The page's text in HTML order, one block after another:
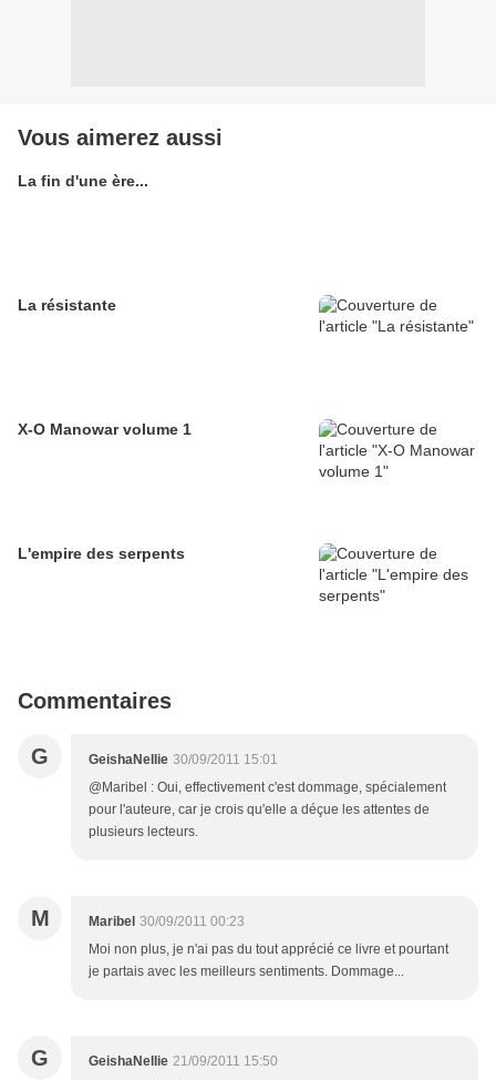
Vous aimerez aussi
La fin d'une ère...
La résistante
X-O Manowar volume 1
L'empire des serpents
Commentaires
G GeishaNellie 30/09/2011 15:01
@Maribel : Oui, effectivement c'est dommage, spécialement
pour l'auteure, car je crois qu'elle a déçue les attentes de
plusieurs lecteurs.
M Maribel 30/09/2011 00:23
Moi non plus, je n'ai pas du tout apprécié ce livre et pourtant
je partais avec les meilleurs sentiments. Dommage...
G GeishaNellie 21/09/2011 15:50